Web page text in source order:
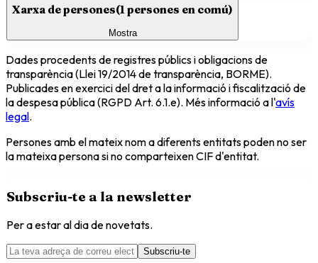
Xarxa de persones(1persones en comú)
Mostra
Dades procedents de registres públics i obligacions de
transparència (Llei 19/2014 de transparència, BORME).
Publicades en exercici del dret a la informació i fiscalització de
la despesa pública (RGPD Art. 6.1.e). Més informació a l'avís
legal.
Persones amb el mateix nom a diferents entitats poden no ser
la mateixa persona si no comparteixen CIF d'entitat.
Subscriu-te a la newsletter
Per a estar al dia de novetats.
Subscriu-te